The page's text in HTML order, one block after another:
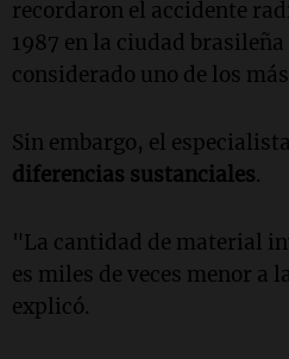
recordaron el accidente
1987 en la ciudad brasileña
considerado uno de los
Sin embargo, el
diferencias sustanciales.
"La cantidad de material
es miles de veces menor a
explicó.